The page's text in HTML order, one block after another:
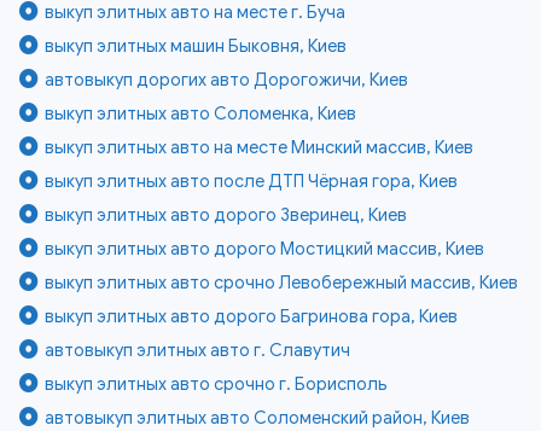
выкуп элитных авто на месте г. Буча
выкуп элитных машин Быковня, Киев
автовыкуп дорогих авто Дорогожичи, Киев
выкуп элитных авто Соломенка, Киев
выкуп элитных авто на месте Минский массив, Киев
выкуп элитных авто после ДТП Чёрная гора, Киев
выкуп элитных авто дорого Зверинец, Киев
выкуп элитных авто дорого Мостицкий массив, Киев
выкуп элитных авто срочно Левобережный массив, Киев
выкуп элитных авто дорого Багринова гора, Киев
автовыкуп элитных авто г. Славутич
выкуп элитных авто срочно г. Борисполь
автовыкуп элитных авто Соломенский район, Киев